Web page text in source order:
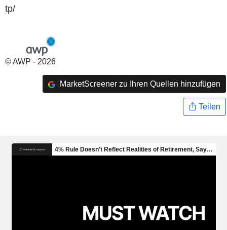
tp/
© AWP - 2026
MarketScreener zu Ihren Quellen hinzufügen
Teilen